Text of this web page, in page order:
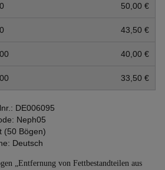
50,00 €
43,50 €
40,00 €
33,50 €
DE006095
Neph05
(50 Bögen)
Deutsch
„Entfernung von Fettbestandteilen aus